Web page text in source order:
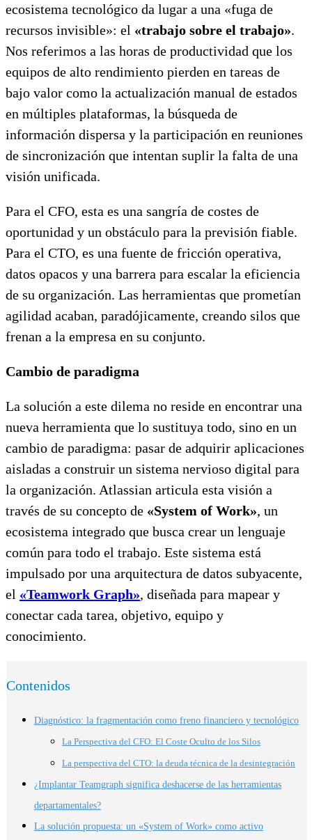
ecosistema tecnológico da lugar a una «fuga de
recursos invisible»: el «trabajo sobre el trabajo».
Nos referimos a las horas de productividad que los
equipos de alto rendimiento pierden en tareas de
bajo valor como la actualización manual de estados
en múltiples plataformas, la búsqueda de
información dispersa y la participación en reuniones
de sincronización que intentan suplir la falta de una
visión unificada.
Para el CFO, esta es una sangría de costes de
oportunidad y un obstáculo para la previsión fiable.
Para el CTO, es una fuente de fricción operativa,
datos opacos y una barrera para escalar la eficiencia
de su organización. Las herramientas que prometían
agilidad acaban, paradójicamente, creando silos que
frenan a la empresa en su conjunto.
Cambio de paradigma
La solución a este dilema no reside en encontrar una
nueva herramienta que lo sustituya todo, sino en un
cambio de paradigma: pasar de adquirir aplicaciones
aisladas a construir un sistema nervioso digital para
la organización. Atlassian articula esta visión a
través de su concepto de «System of Work», un
ecosistema integrado que busca crear un lenguaje
común para todo el trabajo. Este sistema está
impulsado por una arquitectura de datos subyacente,
el «Teamwork Graph», diseñada para mapear y
conectar cada tarea, objetivo, equipo y
conocimiento.
Contenidos
Diagnóstico: la fragmentación como freno financiero y tecnológico
La Perspectiva del CFO: El Coste Oculto de los Silos
La perspectiva del CTO: la deuda técnica de la desintegración
¿Implantar Teamgraph significa deshacerse de las herramientas
departamentales?
La solución propuesta: un «System of Work» como activo